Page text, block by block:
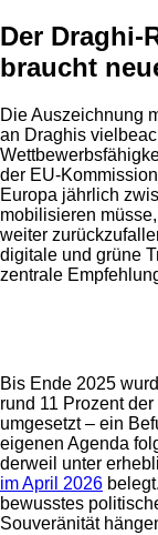
Der Draghi-
braucht
Die Auszeichnung
an Draghis
der EU-
Europa jährlich
mobilisieren
weiter
digitale und grüne
zentrale
Bis Ende 2025
rund 11 Prozent
umgesetzt – ein
eigenen Agenda
derweil unter
im April 2026
bewusstes
Souveränität